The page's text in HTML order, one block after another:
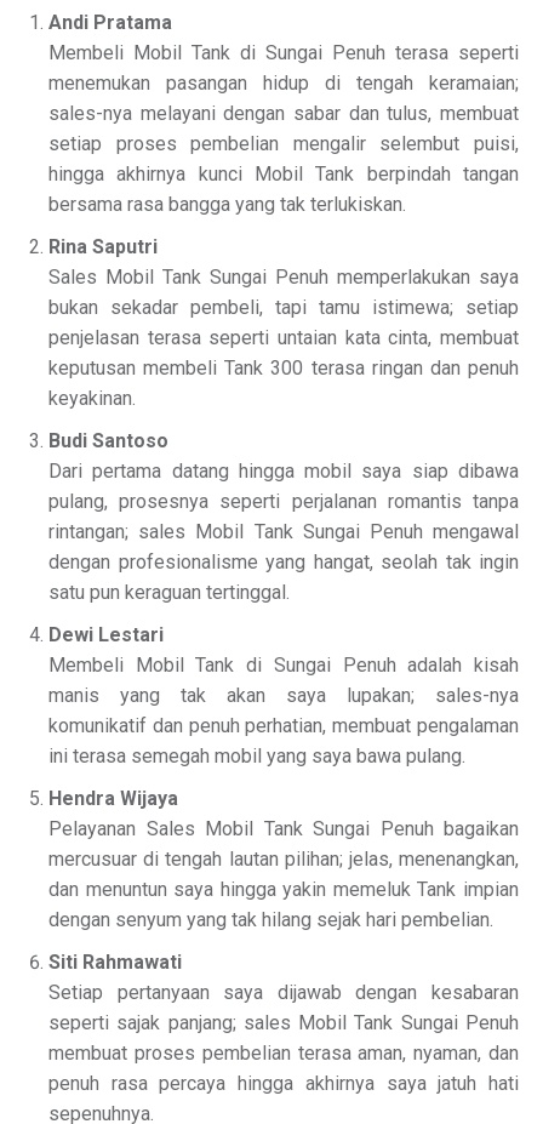
Andi Pratama
Membeli Mobil Tank di Sungai Penuh terasa seperti
menemukan pasangan hidup di tengah keramaian;
sales-nya melayani dengan sabar dan tulus, membuat
setiap proses pembelian mengalir selembut puisi,
hingga akhirnya kunci Mobil Tank berpindah tangan
bersama rasa bangga yang tak terlukiskan.
Rina Saputri
Sales Mobil Tank Sungai Penuh memperlakukan saya
bukan sekadar pembeli, tapi tamu istimewa; setiap
penjelasan terasa seperti untaian kata cinta, membuat
keputusan membeli Tank 300 terasa ringan dan penuh
keyakinan.
Budi Santoso
Dari pertama datang hingga mobil saya siap dibawa
pulang, prosesnya seperti perjalanan romantis tanpa
rintangan; sales Mobil Tank Sungai Penuh mengawal
dengan profesionalisme yang hangat, seolah tak ingin
satu pun keraguan tertinggal.
Dewi Lestari
Membeli Mobil Tank di Sungai Penuh adalah kisah
manis yang tak akan saya lupakan; sales-nya
komunikatif dan penuh perhatian, membuat pengalaman
ini terasa semegah mobil yang saya bawa pulang.
Hendra Wijaya
Pelayanan Sales Mobil Tank Sungai Penuh bagaikan
mercusuar di tengah lautan pilihan; jelas, menenangkan,
dan menuntun saya hingga yakin memeluk Tank impian
dengan senyum yang tak hilang sejak hari pembelian.
Siti Rahmawati
Setiap pertanyaan saya dijawab dengan kesabaran
seperti sajak panjang; sales Mobil Tank Sungai Penuh
membuat proses pembelian terasa aman, nyaman, dan
penuh rasa percaya hingga akhirnya saya jatuh hati
sepenuhnya.